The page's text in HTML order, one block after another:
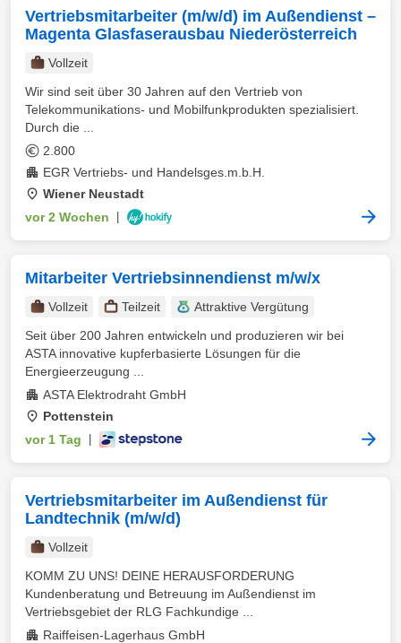
Vertriebsmitarbeiter (m/w/d) im Außendienst –
Magenta Glasfaserausbau Niederösterreich
Vollzeit
Wir sind seit über 30 Jahren auf den Vertrieb von
Telekommunikations- und Mobilfunkprodukten spezialisiert.
Durch die ...
2.800
EGR Vertriebs- und Handelsges.m.b.H.
Wiener Neustadt
vor 2 Wochen
Mitarbeiter Vertriebsinnendienst m/w/x
Vollzeit Teilzeit
Attraktive Vergütung
Seit über 200 Jahren entwickeln und produzieren wir bei
ASTA innovative kupferbasierte Lösungen für die
Energieerzeugung ...
ASTA Elektrodraht GmbH
Pottenstein
vor 1 Tag
Vertriebsmitarbeiter im Außendienst für
Landtechnik (m/w/d)
Vollzeit
KOMM ZU UNS! DEINE HERAUSFORDERUNG
Kundenberatung und Betreuung im Außendienst im
Vertriebsgebiet der RLG Fachkundige ...
Raiffeisen-Lagerhaus GmbH